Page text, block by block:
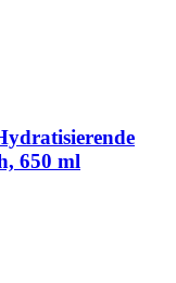
650 ml